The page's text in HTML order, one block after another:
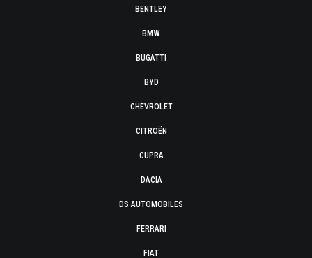
BENTLEY
BMW
BUGATTI
BYD
CHEVROLET
CITROËN
CUPRA
DACIA
DS AUTOMOBILES
FERRARI
FIAT